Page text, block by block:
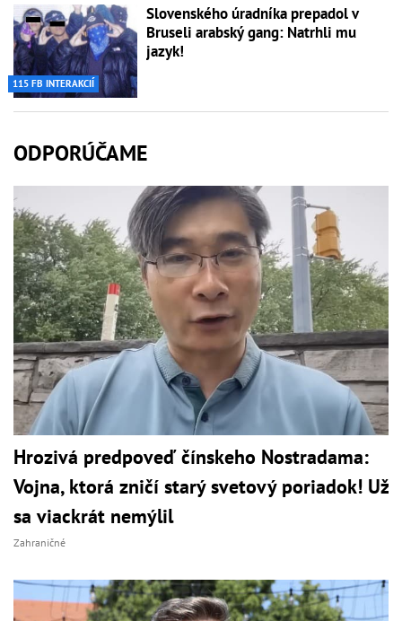
115 FB INTERAKCIÍ
Slovenského úradníka prepadol v
Bruseli arabský gang: Natrhli mu
jazyk!
ODPORÚČAME
Hrozivá predpoveď čínskeho Nostradama:
Vojna, ktorá zničí starý svetový poriadok! Už
sa viackrát nemýlil
Zahraničné